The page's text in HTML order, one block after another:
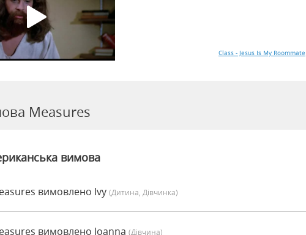
Class - Jesus Is My Roommate
Measures
вимова
вимовлено Ivy (дитина, Дівчинка)
вимовлено Joanna (дівчина)